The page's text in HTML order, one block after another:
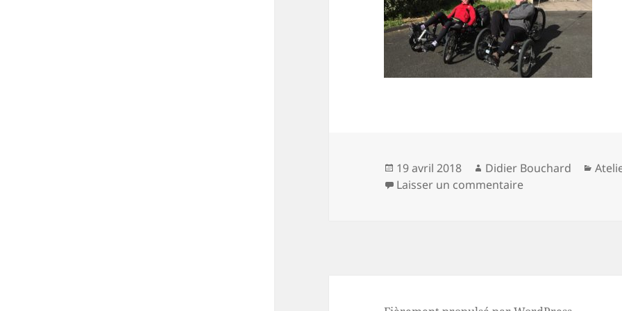
Publié
le
19 avril 2018 Auteur
Didier Bouchard
Laisser un commentairesur Premier essai